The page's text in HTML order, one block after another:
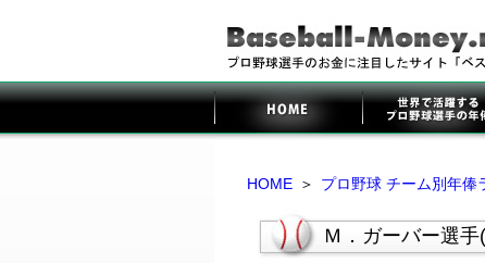
HOME ＞ プロ野球 チーム別年俸
Ｍ．ガーバー選